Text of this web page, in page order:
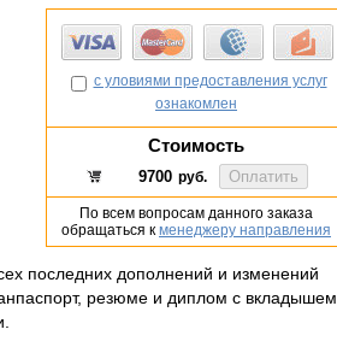
с уловиями предоставления услуг
ознакомлен
Стоимость
руб.
По всем вопросам данного заказа
обращаться к менеджеру направления
последних дополнений и изменений
резюме и диплом с вкладышем.